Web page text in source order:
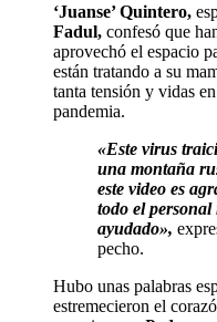
‘Juanse’ Quintero,
Fadul, confesó que
aprovechó el espacio
están tratando a su
tanta tensión y vidas
pandemia.
«Este virus
una montaña
este video es
todo el personal
ayudado»,
pecho.
Hubo unas palabras
estremecieron el